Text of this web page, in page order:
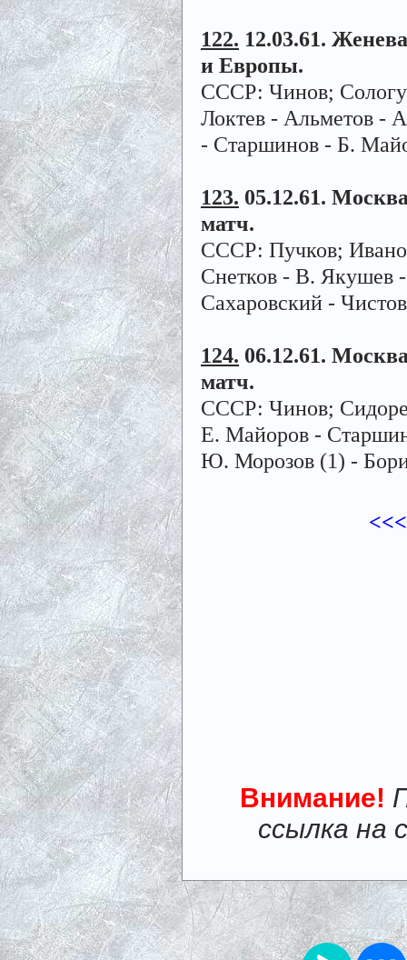
122. 12.03.61.
и Европы.
СССР: Чинов;
Локтев - Альметов -
- Старшинов - Б.
123. 05.12.61.
матч.
СССР: Пучков;
Снетков - В. Якушев
Сахаровский -
124. 06.12.61.
матч.
СССР: Чинов;
Е. Майоров -
Ю. Морозов (1) -
Внимание!
ссылка на